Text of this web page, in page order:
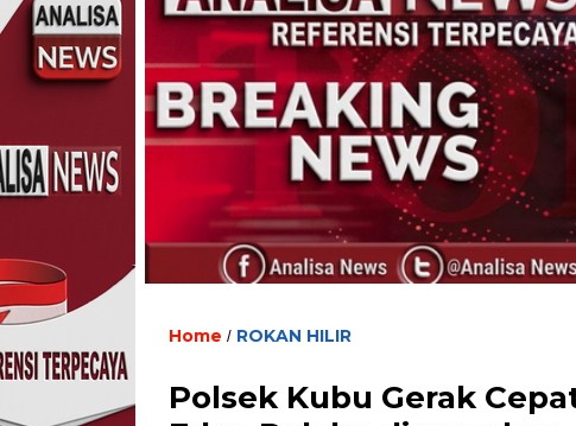
Home / ROKAN HILIR
Polsek Kubu Gerak